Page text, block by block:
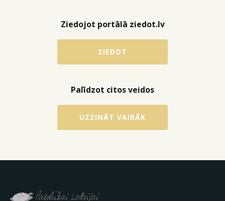
Ziedojot portālā ziedot.lv
ZIEDOT
Palīdzot citos veidos
UZZINĀT VAIRĀK